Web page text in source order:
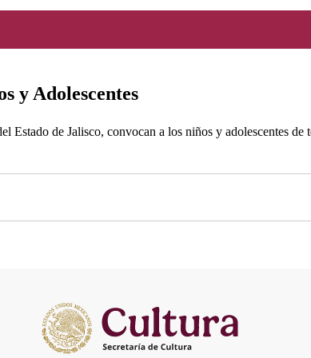
y Adolescentes
Estado de Jalisco, convocan a los niños y adolescentes